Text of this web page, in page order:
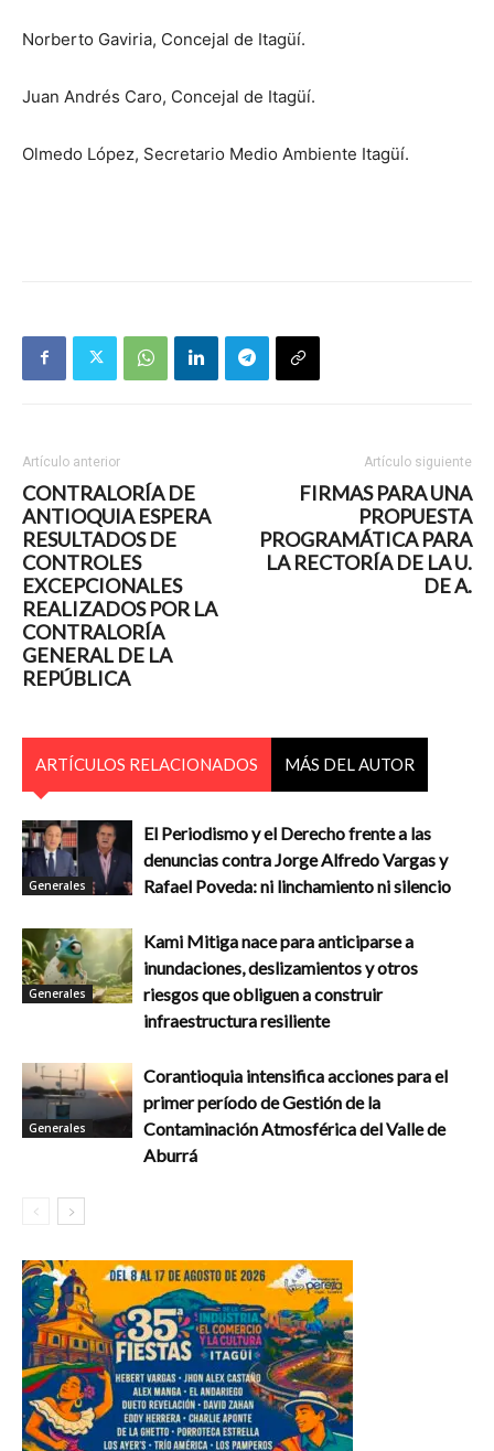
Norberto Gaviria, Concejal de Itagüí.
Juan Andrés Caro, Concejal de Itagüí.
Olmedo López, Secretario Medio Ambiente Itagüí.
Artículo anterior
CONTRALORÍA DE
ANTIOQUIA ESPERA
RESULTADOS DE
CONTROLES
EXCEPCIONALES
REALIZADOS POR LA
CONTRALORÍA
GENERAL DE LA
REPÚBLICA
Artículo siguiente
FIRMAS PARA UNA
PROPUESTA
PROGRAMÁTICA PARA
LA RECTORÍA DE LA U.
DE A.
ARTÍCULOS RELACIONADOS MÁS DEL AUTOR
Generales
El Periodismo y el Derecho frente a las
denuncias contra Jorge Alfredo Vargas y
Rafael Poveda: ni linchamiento ni silencio
Generales
Kami Mitiga nace para anticiparse a
inundaciones, deslizamientos y otros
riesgos que obliguen a construir
infraestructura resiliente
Generales
Corantioquia intensifica acciones para el
primer período de Gestión de la
Contaminación Atmosférica del Valle de
Aburrá